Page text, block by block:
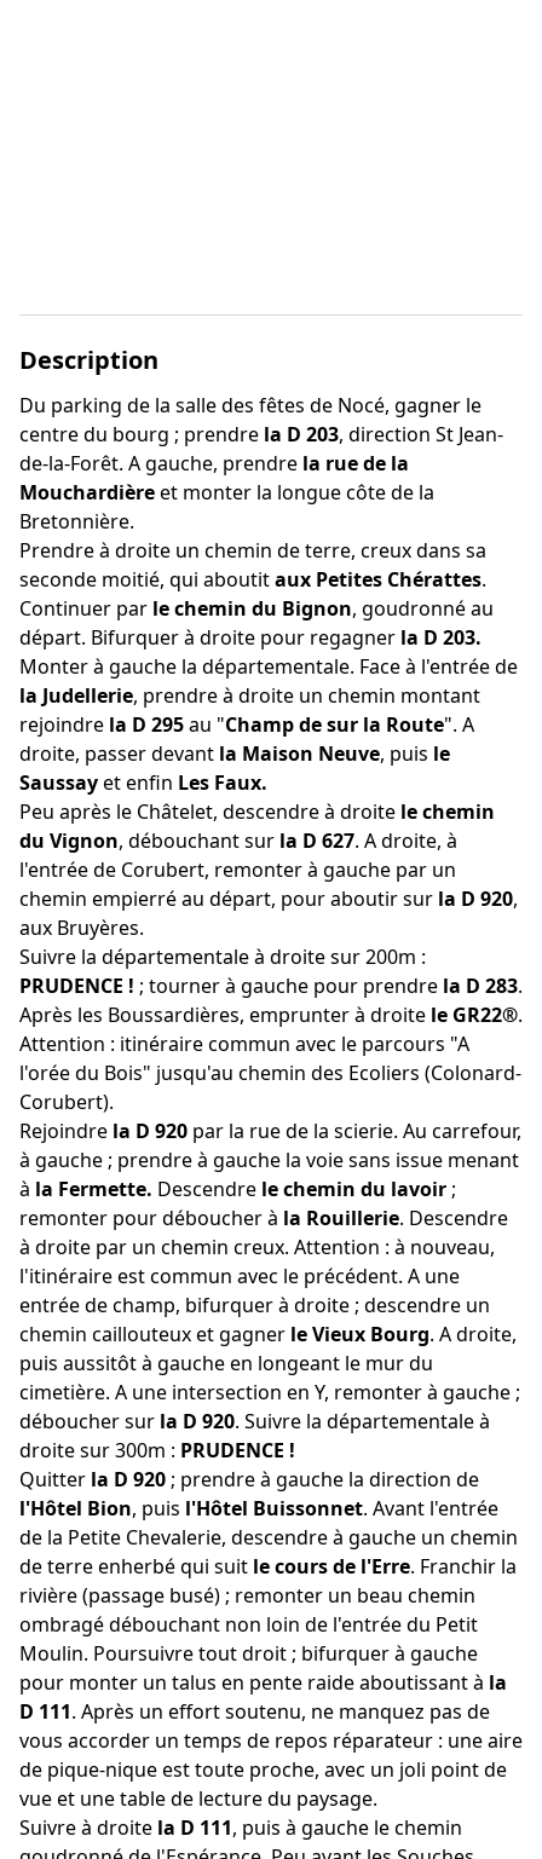
Description
Du parking de la salle des fêtes de Nocé, gagner le
centre du bourg ; prendre la D 203, direction St Jean-
de-la-Forêt. A gauche, prendre la rue de la
Mouchardièreet monter la longue côte de la
Bretonnière.
Prendre à droite un chemin de terre, creux dans sa
seconde moitié, qui aboutitaux Petites Chérattes.
Continuer par le chemin du Bignon, goudronné au
départ. Bifurquer à droite pour regagner la D 203.
Monter à gauche la départementale. Face à l'entrée de
la Judellerie, prendre à droite un chemin montant
rejoindre la D 295au "Champ de sur la Route". A
droite, passer devant la Maison Neuve, puis le
Saussayet enfin Les Faux.
Peu après le Châtelet, descendre à droite le chemin
du Vignon, débouchant sur la D 627. A droite, à
l'entrée de Corubert, remonter à gauche par un
chemin empierré au départ, pour aboutir sur la D 920,
aux Bruyères.
Suivre la départementale à droite sur 200m :
PRUDENCE ! ; tourner à gauche pour prendre la D 283.
Après les Boussardières, emprunter à droite le GR22®.
Attention : itinéraire commun avec le parcours "A
l'orée du Bois" jusqu'au chemin des Ecoliers (Colonard-
Corubert).
Rejoindre la D 920 par la rue de la scierie. Au carrefour,
à gauche ; prendre à gauche la voie sans issue menant
à la Fermette. Descendre le chemin du lavoir ;
remonter pour déboucher à la Rouillerie. Descendre
à droite par un chemin creux. Attention : à nouveau,
l'itinéraire est commun avec le précédent. A une
entrée de champ, bifurquer à droite ; descendre un
chemin caillouteux et gagner le Vieux Bourg. A droite,
puis aussitôt à gauche en longeant le mur du
cimetière. A une intersection en Y, remonter à gauche ;
déboucher sur la D 920. Suivre la départementale à
droite sur 300m : PRUDENCE !
Quitter la D 920 ; prendre à gauche la direction de
l'Hôtel Bion, puis l'Hôtel Buissonnet. Avant l'entrée
de la Petite Chevalerie, descendre à gauche un chemin
de terre enherbé qui suit le cours de l'Erre. Franchir la
rivière (passage busé) ; remonter un beau chemin
ombragé débouchant non loin de l'entrée du Petit
Moulin. Poursuivre tout droit ; bifurquer à gauche
pour monter un talus en pente raide aboutissant à la
D 111. Après un effort soutenu, ne manquez pas de
vous accorder un temps de repos réparateur : une aire
de pique-nique est toute proche, avec un joli point de
vue et une table de lecture du paysage.
Suivre à droite la D 111, puis à gauche le chemin